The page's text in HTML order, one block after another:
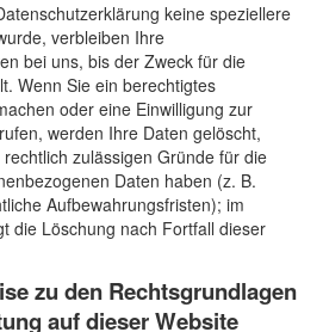
keine speziellere
verbleiben Ihre
bei uns, bis der Zweck für die
Wenn Sie ein berechtigtes
oder eine Einwilligung zur
werden Ihre Daten gelöscht,
zulässigen Gründe für die
Daten haben (z. B.
Aufbewahrungsfristen); im
die Löschung nach Fortfall dieser
zu den Rechtsgrundlagen
auf dieser Website